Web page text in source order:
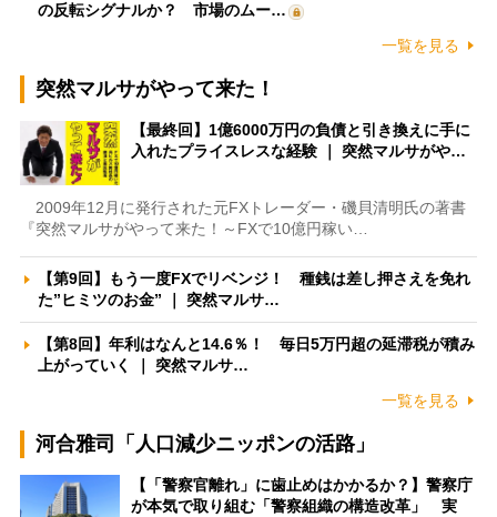
の反転シグナルか？ 市場のムー…
一覧を見る
突然マルサがやって来た！
【最終回】1億6000万円の負債と引き換えに手に
入れたプライスレスな経験 ｜ 突然マルサがや…
2009年12月に発行された元FXトレーダー・磯貝清明氏の著書
『突然マルサがやって来た！～FXで10億円稼い…
【第9回】もう一度FXでリベンジ！ 種銭は差し押さえを免れ
た”ヒミツのお金” ｜ 突然マルサ…
【第8回】年利はなんと14.6％！ 毎日5万円超の延滞税が積み
上がっていく ｜ 突然マルサ…
一覧を見る
河合雅司「人口減少ニッポンの活路」
【「警察官離れ」に歯止めはかかるか？】警察庁
が本気で取り組む「警察組織の構造改革」 実